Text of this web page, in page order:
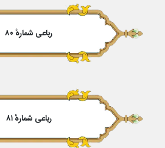
رباعی شمارهٔ ۸۰
رباعی شمارهٔ ۸۱